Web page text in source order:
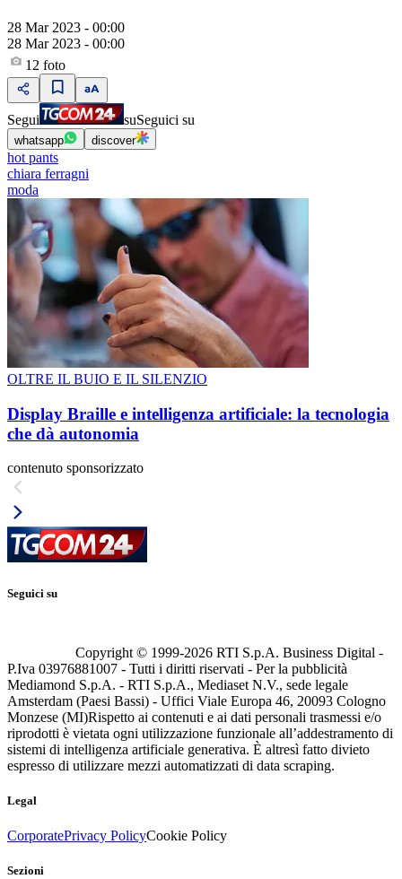
28 Mar 2023 - 00:00
28 Mar 2023 - 00:00
12 foto
Segui suSeguici su
whatsapp discover
hot pants
chiara ferragni
moda
OLTRE IL BUIO E IL SILENZIO
Display Braille e intelligenza artificiale: la tecnologia
che dà autonomia
contenuto sponsorizzato
Seguici su
Copyright © 1999-2026 RTI S.p.A. Business Digital -
P.Iva 03976881007 - Tutti i diritti riservati - Per la pubblicità
Mediamond S.p.A. - RTI S.p.A., Mediaset N.V., sede legale
Amsterdam (Paesi Bassi) - Uffici Viale Europa 46, 20093 Cologno
Monzese (MI)Rispetto ai contenuti e ai dati personali trasmessi e/o
riprodotti è vietata ogni utilizzazione funzionale all’addestramento di
sistemi di intelligenza artificiale generativa. È altresì fatto divieto
espresso di utilizzare mezzi automatizzati di data scraping.
Legal
CorporatePrivacy PolicyCookie Policy
Sezioni